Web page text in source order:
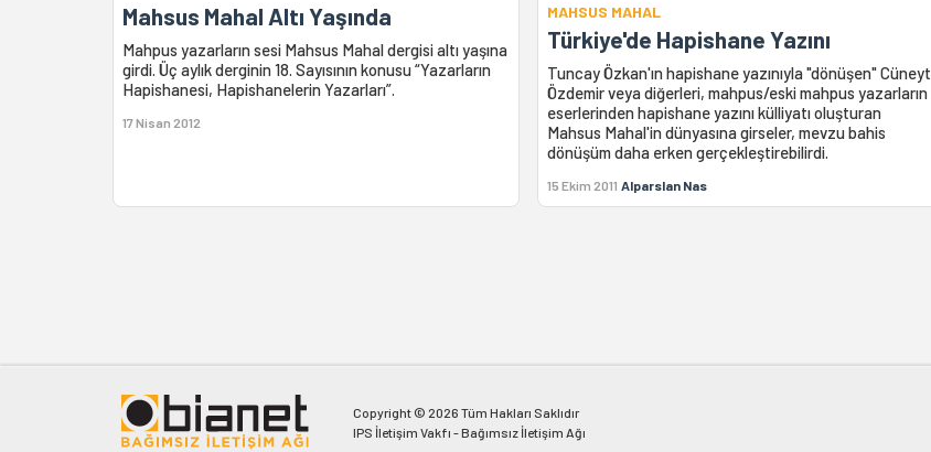
Mahsus Mahal Altı Yaşında
Mahpus yazarların sesi Mahsus Mahal dergisi altı yaşına
girdi. Üç aylık derginin 18. Sayısının konusu “Yazarların
Hapishanesi, Hapishanelerin Yazarları”.
17 Nisan 2012
MAHSUS MAHAL
Türkiye'de Hapishane Yazını
Tuncay Özkan'ın hapishane yazınıyla "dönüşen" Cüneyt
Özdemir veya diğerleri, mahpus/eski mahpus yazarların
eserlerinden hapishane yazını külliyatı oluşturan
Mahsus Mahal'in dünyasına girseler, mevzu bahis
dönüşüm daha erken gerçekleştirebilirdi.
15 Ekim 2011 Alparslan Nas
Copyright © 2026 Tüm Hakları Saklıdır
IPS İletişim Vakfı - Bağımsız İletişim Ağı